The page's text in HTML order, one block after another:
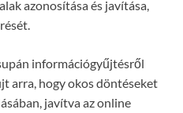
azonosítása és javítása,
információgyűjtésről
arra, hogy okos döntéseket
javítva az online